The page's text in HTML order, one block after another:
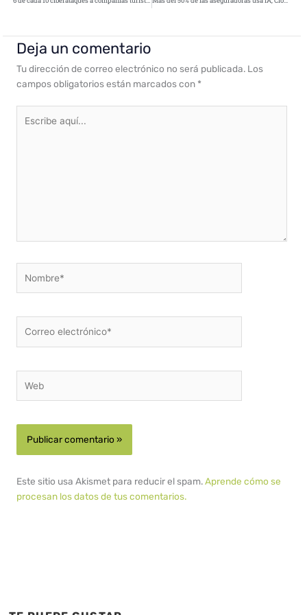
Deja un comentario
Tu dirección de correo electrónico no será publicada. Los
campos obligatorios están marcados con *
aquí...
electrónico*
Este sitio usa Akismet para reducir el spam.Aprende cómo se
procesan los datos de tus comentarios.